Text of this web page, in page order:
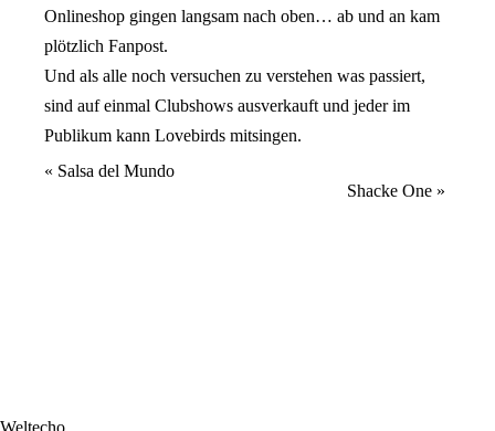
Onlineshop gingen langsam nach oben… ab und an kam
plötzlich Fanpost.
Und als alle noch versuchen zu verstehen was passiert,
sind auf einmal Clubshows ausverkauft und jeder im
Publikum kann Lovebirds mitsingen.
Veranstaltung
« Salsa del Mundo
Shacke One »